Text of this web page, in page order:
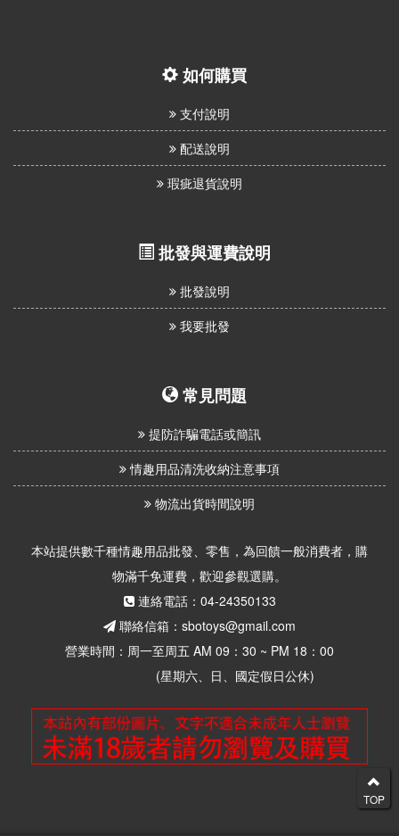
如何購買
支付說明
配送說明
瑕疵退貨說明
批發與運費說明
批發說明
我要批發
常見問題
提防詐騙電話或簡訊
情趣用品清洗收納注意事項
物流出貨時間說明
本站提供數千種情趣用品批發、零售，為回饋一般消費者，購
物滿千免運費，歡迎參觀選購。
連絡電話：04-24350133
聯絡信箱：sbotoys@gmail.com
營業時間：周一至周五 AM 09：30 ~ PM 18：00
(星期六、日、國定假日公休)
TOP